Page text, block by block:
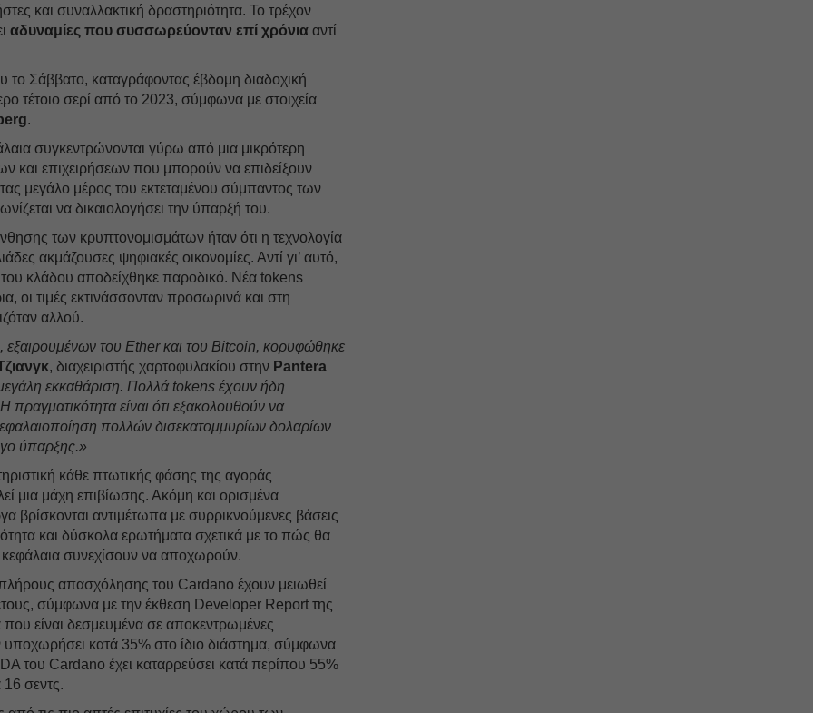
και συναλλακτική δραστηριότητα. Το τρέχον
αδυναμίες που συσσωρεύονταν επί χρόνια αντί
Σάββατο, καταγράφοντας έβδομη διαδοχική
τέτοιο σερί από το 2023, σύμφωνα με στοιχεία
.
συγκεντρώνονται γύρω από μια μικρότερη
και επιχειρήσεων που μπορούν να επιδείξουν
μεγάλο μέρος του εκτεταμένου σύμπαντος των
να δικαιολογήσει την ύπαρξή του.
των κρυπτονομισμάτων ήταν ότι η τεχνολογία
ακμάζουσες ψηφιακές οικονομίες. Αντί γι’ αυτό,
κλάδου αποδείχθηκε παροδικό. Νέα tokens
οι τιμές εκτινάσσονταν προσωρινά και στη
αλλού.
του Ether και του Bitcoin, κορυφώθηκε
, διαχειριστής χαρτοφυλακίου στην Pantera
εκκαθάριση. Πολλά tokens έχουν ήδη
είναι ότι εξακολουθούν να
πολλών δισεκατομμυρίων δολαρίων
ύπαρξης.»
κάθε πτωτικής φάσης της αγοράς
μια μάχη επιβίωσης. Ακόμη και ορισμένα
βρίσκονται αντιμέτωπα με συρρικνούμενες βάσεις
και δύσκολα ερωτήματα σχετικά με το πώς θα
κεφάλαια συνεχίσουν να αποχωρούν.
απασχόλησης του Cardano έχουν μειωθεί
σύμφωνα με την έκθεση Developer Report της
που είναι δεσμευμένα σε αποκεντρωμένες
υποχωρήσει κατά 35% στο ίδιο διάστημα, σύμφωνα
του Cardano έχει καταρρεύσει κατά περίπου 55%
σεντς.